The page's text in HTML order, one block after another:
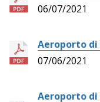
06/07/2021
Aeroporto di
07/06/2021
Aeroporto di